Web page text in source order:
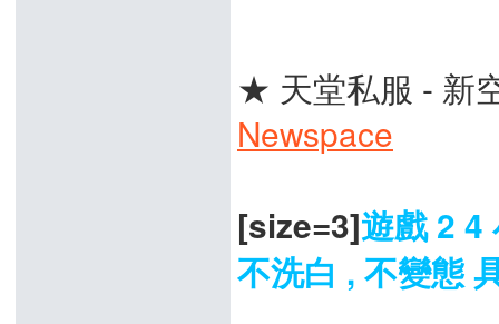
★ 天堂私服 - 新
Newspace
[size=3]遊戲 2 4
不洗白 , 不變態